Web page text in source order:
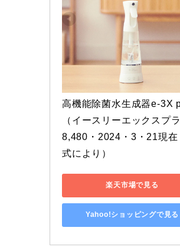
高機能除菌水生成器e-3X
（イースリーエックスプ
8,480・2024・3・21現在
式により）
楽天市場で見る
Yahoo!ショッピングで見る